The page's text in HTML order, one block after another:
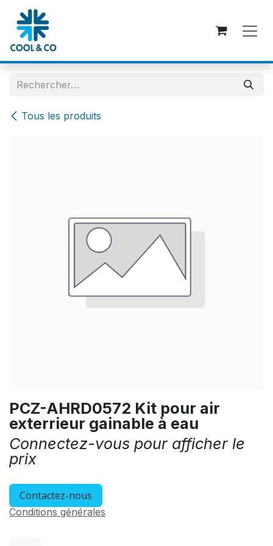
Se rendre au contenu
Tous les produits
PCZ-AHRD0572 Kit pour air
exterrieur gainable à eau
Connectez-vous pour afficher le
prix
Contactez-nous
Conditions générales